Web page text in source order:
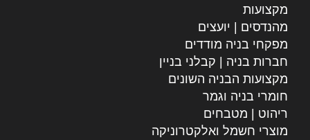
מקצועות
מהנדסים | יועצים
מפקחי בניה מודדים
חברות בניה | קבלני בניין
מקצועות הבניה השונים
חומרי בניה וגמר
ריהוט | מטבחים
מוצרי חשמל ואלקטרוניקה